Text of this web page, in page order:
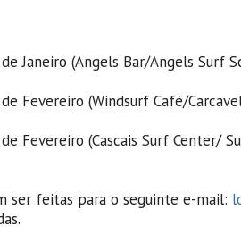
Janeiro (Angels Bar/Angels Surf
Fevereiro (Windsurf Café/
Fevereiro (Cascais Surf Center/
ser feitas para o seguinte e-mail: